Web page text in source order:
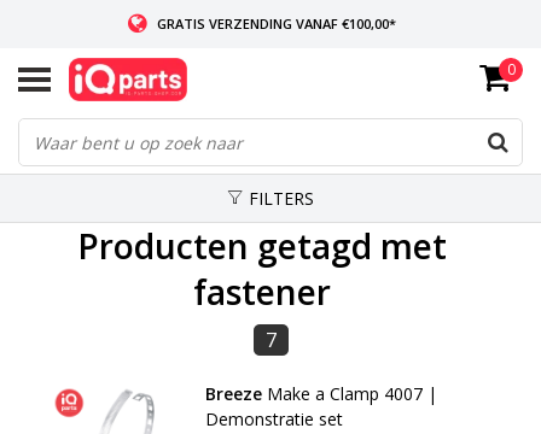
GRATIS VERZENDING VANAF €100,00*
INDIEN VOORRADIG: VOOR 14:00 BESTELD, ZELFDE DAG VERZONDEN
WERELDWIJDE LEVERING
0
FILTERS
Producten getagd met
fastener
7
Breeze Make a Clamp 4007 |
Demonstratie set